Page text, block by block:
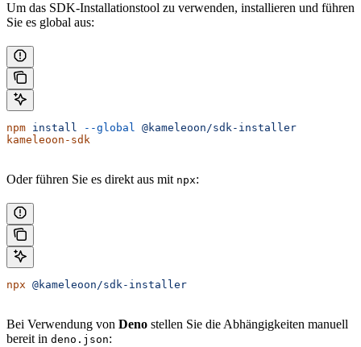
Um das SDK-Installationstool zu verwenden, installieren und führen
Sie es global aus:
npm install --global @kameleoon/sdk-installer
kameleoon-sdk
Oder führen Sie es direkt aus mit npx:
npx @kameleoon/sdk-installer
Bei Verwendung von Deno stellen Sie die Abhängigkeiten manuell
bereit in deno.json: